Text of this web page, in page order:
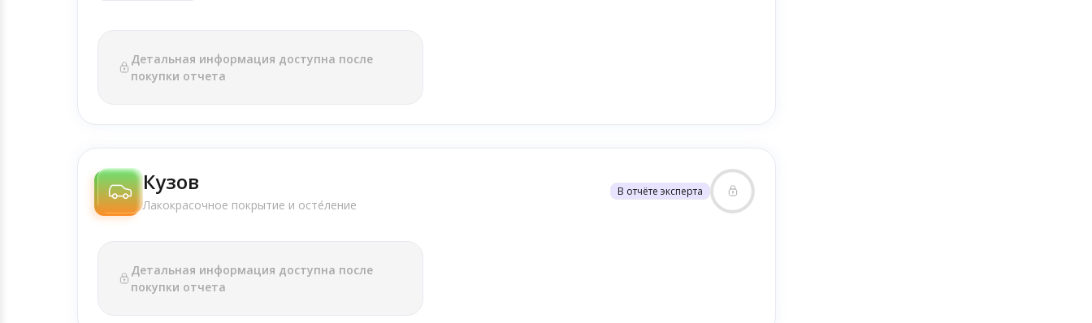
Детальная информация доступна после
покупки отчета
Кузов
Лакокрасочное покрытие и осте́ление
В отчёте эксперта
Детальная информация доступна после
покупки отчета